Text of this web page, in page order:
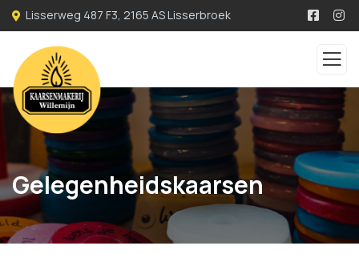
Lisserweg 487 F3, 2165 AS Lisserbroek
Gelegenheidskaarsen